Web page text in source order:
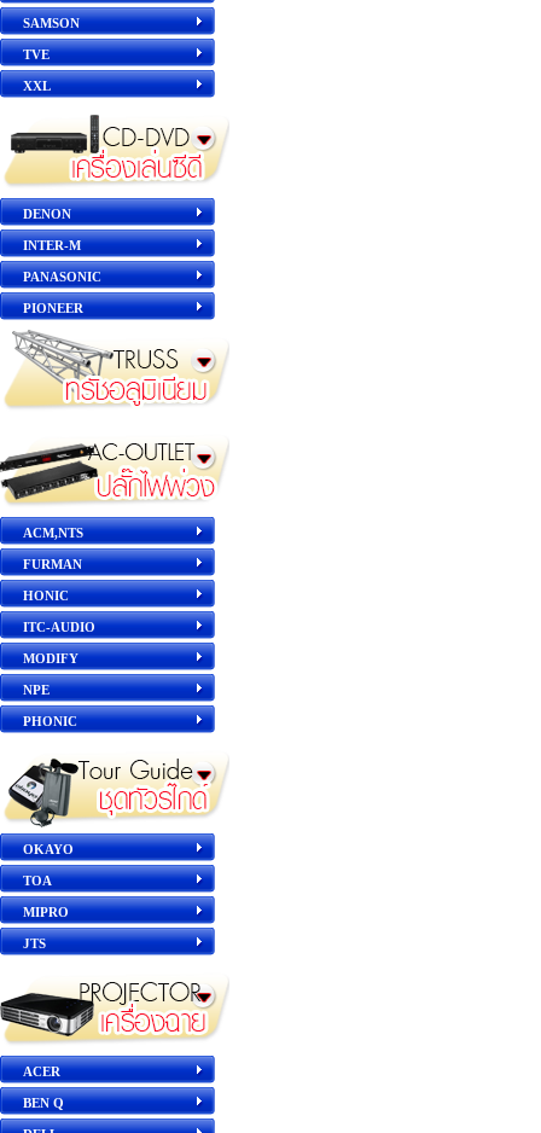
SAMSON
TVE
XXL
DENON
INTER-M
PANASONIC
PIONEER
ACM,NTS
FURMAN
HONIC
ITC-AUDIO
MODIFY
NPE
PHONIC
OKAYO
TOA
MIPRO
JTS
ACER
BEN Q